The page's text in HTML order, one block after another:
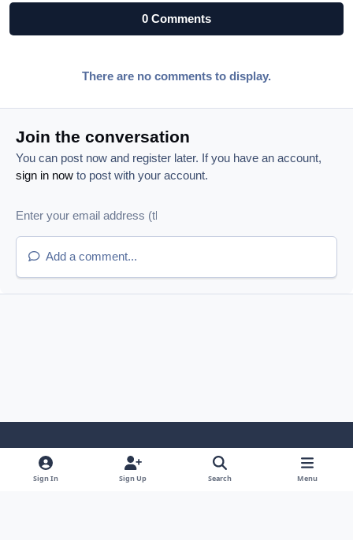
0 Comments
There are no comments to display.
Join the conversation
You can post now and register later. If you have an account,
sign in now to post with your account.
Add a comment...
Light ModeDark ModeSystem Preference x
Sign In Sign Up Search Menu